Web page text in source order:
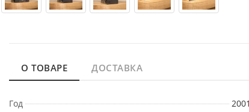
О ТОВАРЕ ДОСТАВКА
Год 2001